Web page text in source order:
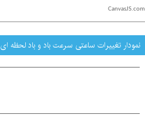
CanvasJS.com
نمودار تغییرات ساعتی سرعت باد و باد لحظه ای